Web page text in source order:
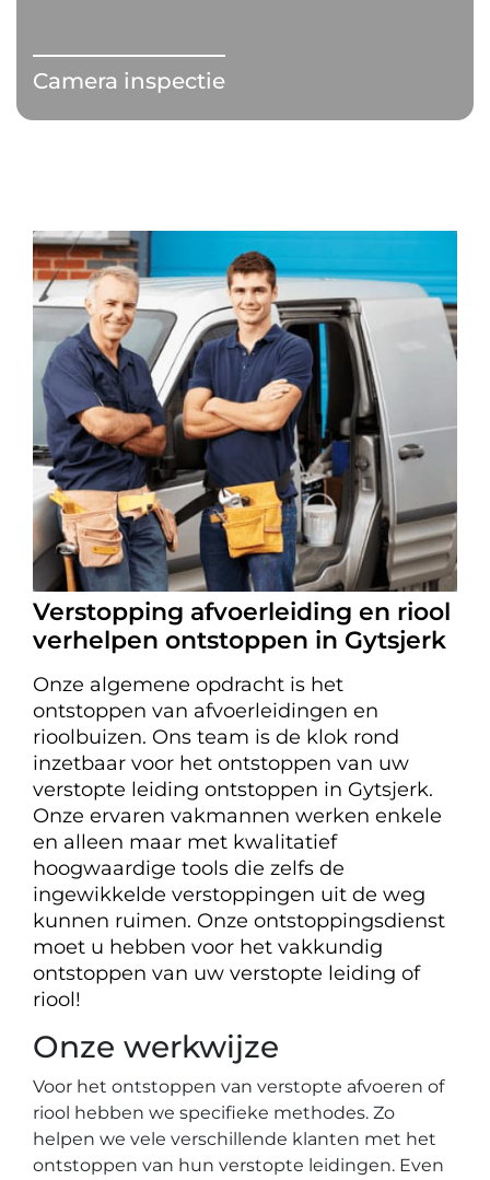
Camera inspectie
Verstopping afvoerleiding en riool
verhelpen ontstoppen in Gytsjerk
Onze algemene opdracht is het
ontstoppen van afvoerleidingen en
rioolbuizen. Ons team is de klok rond
inzetbaar voor het ontstoppen van uw
verstopte leiding ontstoppen in Gytsjerk.
Onze ervaren vakmannen werken enkele
en alleen maar met kwalitatief
hoogwaardige tools die zelfs de
ingewikkelde verstoppingen uit de weg
kunnen ruimen. Onze ontstoppingsdienst
moet u hebben voor het vakkundig
ontstoppen van uw verstopte leiding of
riool!
Onze werkwijze
Voor het ontstoppen van verstopte afvoeren of
riool hebben we specifieke methodes. Zo
helpen we vele verschillende klanten met het
ontstoppen van hun verstopte leidingen. Even